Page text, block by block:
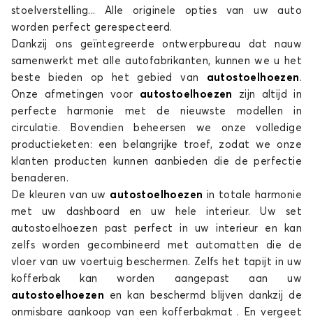
Stoelhoezen voor FIAT DOBLO
GRANDE PUNTO
Stoelhoezen voor FIAT GRANDE PUNTO
IDEA
stoelverstelling... Alle originele opties van uw auto
worden perfect gerespecteerd.
Dankzij ons geïntegreerde ontwerpbureau dat nauw
samenwerkt met alle autofabrikanten, kunnen we u het
beste bieden op het gebied van autostoelhoezen .
Onze afmetingen voor autostoelhoezen zijn altijd in
perfecte harmonie met de nieuwste modellen in
circulatie. Bovendien beheersen we onze volledige
productieketen: een belangrijke troef, zodat we onze
klanten producten kunnen aanbieden die de perfectie
benaderen.
De kleuren van uw autostoelhoezen in totale harmonie
met uw dashboard en uw hele interieur. Uw set
autostoelhoezen past perfect in uw interieur en kan
zelfs worden gecombineerd met automatten die de
vloer van uw voertuig beschermen. Zelfs het tapijt in uw
kofferbak kan worden aangepast aan uw
autostoelhoezen en kan beschermd blijven dankzij de
onmisbare aankoop van een kofferbakmat . En vergeet